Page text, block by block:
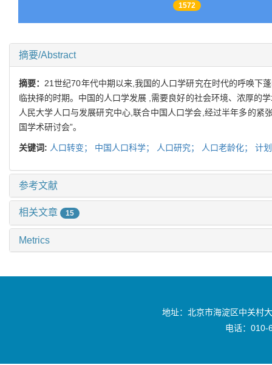
1572
摘要/Abstract
摘要： 21世纪70年代中期以来,我国的人口学研究在时代的呼唤下
临抉择的时期。中国的人口学发展 ,需要良好的社会环境、浓厚
人民大学人口与发展研究中心,联合中国人口学会,经过半年多的
国学术研讨会”。
关键词: 人口转变； 中国人口科学； 人口研究； 人口老龄化； 计
参考文献
相关文章 15
Metrics
地址：北京市海淀区中关村
电话：